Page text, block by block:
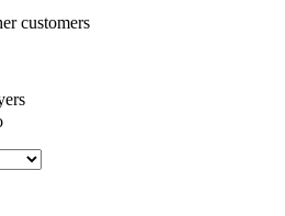
customers